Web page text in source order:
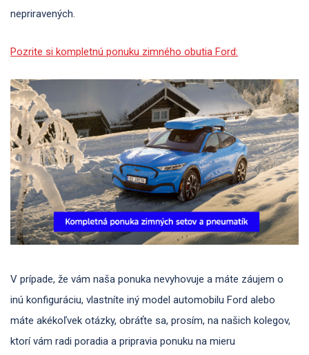
nepriravených.
Pozrite si kompletnú ponuku zimného obutia Ford:
V prípade, že vám naša ponuka nevyhovuje a máte záujem o
inú konfiguráciu, vlastníte iný model automobilu Ford alebo
máte akékoľvek otázky, obráťte sa, prosím, na našich kolegov,
ktorí vám radi poradia a pripravia ponuku na mieru